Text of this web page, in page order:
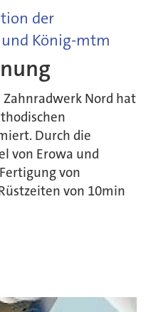
der
König-mtm
Nord hat
Durch die
von Erowa und
von
von 10min